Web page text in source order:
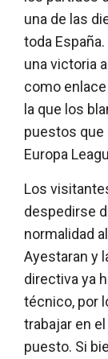
una de las
toda
una victoria
como
la que los
puestos que
Europa
Los
despedirse
normalidad
Ayestaran y
directiva ya
técnico, por
trabajar en
puesto. Si